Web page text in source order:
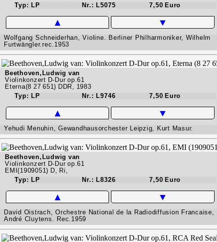
Typ: LP
Nr.: L5075 7,50 Euro
▲ ▼
Wolfgang Schneiderhan, Violine. Berliner Philharmoniker, Wilhelm
Furtwängler.rec.1953
Beethoven,Ludwig van
Violinkonzert D-Dur op.61
Eterna(8 27 651) DDR, 1983
Typ: LP
Nr.: L9746 7,50 Euro
▲ ▼
Yehudi Menuhin, Gewandhausorchester Leipzig, Kurt Masur.
Beethoven,Ludwig van
Violinkonzert D-Dur op.61
EMI(1909051) D, Ri,
Typ: LP
Nr.: L8326 7,50 Euro
▲ ▼
David Oistrach, Orchestre National de la Radiodiffusion Francaise,
André Cluytens. Rec.1959